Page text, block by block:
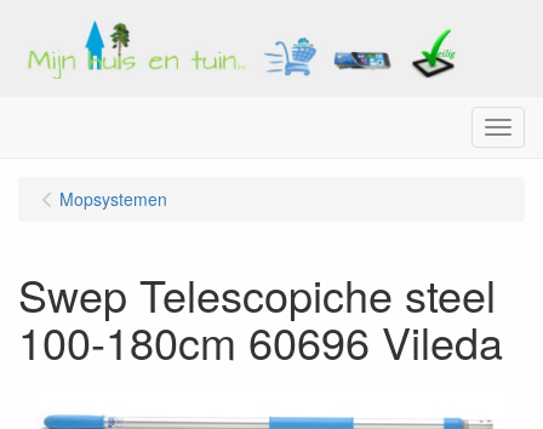
Menu
Mopsystemen
Swep Telescopiche steel
100-180cm 60696 Vileda